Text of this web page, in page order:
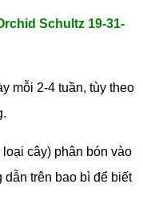
Schultz 19-31-
mỗi 2-4 tuần, tùy theo
cây) phân bón vào
trên bao bì để biết